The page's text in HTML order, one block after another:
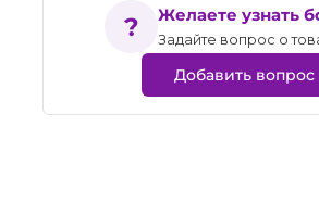
Желаете узнать
Задайте вопрос о
Добавить вопрос